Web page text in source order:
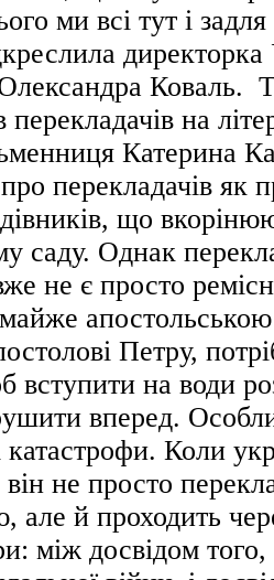
ми всі тут і
директорка
Коваль.
перекладачів на
Катерина
перекладачів як
що
саду. Однак
не є просто
Петру,
вступити на води
вперед.
катастрофи. Коли
не просто
але й проходить
між досвідом